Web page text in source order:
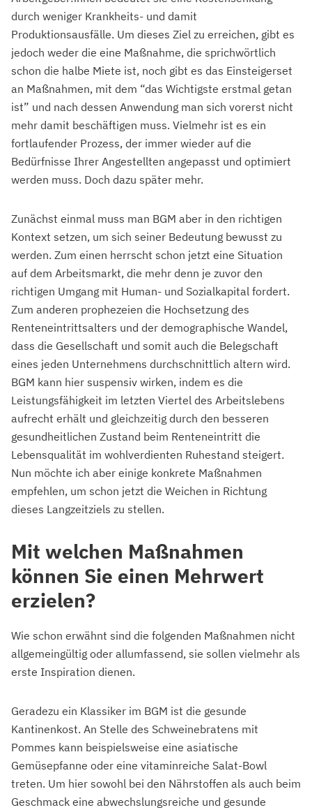
durch weniger Krankheits- und damit
Produktionsausfälle. Um dieses Ziel zu erreichen, gibt es
jedoch weder die eine Maßnahme, die sprichwörtlich
schon die halbe Miete ist, noch gibt es das Einsteigerset
an Maßnahmen, mit dem “das Wichtigste erstmal getan
ist” und nach dessen Anwendung man sich vorerst nicht
mehr damit beschäftigen muss. Vielmehr ist es ein
fortlaufender Prozess, der immer wieder auf die
Bedürfnisse Ihrer Angestellten angepasst und optimiert
werden muss. Doch dazu später mehr.
Zunächst einmal muss man BGM aber in den richtigen
Kontext setzen, um sich seiner Bedeutung bewusst zu
werden. Zum einen herrscht schon jetzt eine Situation
auf dem Arbeitsmarkt, die mehr denn je zuvor den
richtigen Umgang mit Human- und Sozialkapital fordert.
Zum anderen prophezeien die Hochsetzung des
Renteneintrittsalters und der demographische Wandel,
dass die Gesellschaft und somit auch die Belegschaft
eines jeden Unternehmens durchschnittlich altern wird.
BGM kann hier suspensiv wirken, indem es die
Leistungsfähigkeit im letzten Viertel des Arbeitslebens
aufrecht erhält und gleichzeitig durch den besseren
gesundheitlichen Zustand beim Renteneintritt die
Lebensqualität im wohlverdienten Ruhestand steigert.
Nun möchte ich aber einige konkrete Maßnahmen
empfehlen, um schon jetzt die Weichen in Richtung
dieses Langzeitziels zu stellen.
Mit welchen Maßnahmen
können Sie einen Mehrwert
erzielen?
Wie schon erwähnt sind die folgenden Maßnahmen nicht
allgemeingültig oder allumfassend, sie sollen vielmehr als
erste Inspiration dienen.
Geradezu ein Klassiker im BGM ist die gesunde
Kantinenkost. An Stelle des Schweinebratens mit
Pommes kann beispielsweise eine asiatische
Gemüsepfanne oder eine vitaminreiche Salat-Bowl
treten. Um hier sowohl bei den Nährstoffen als auch beim
Geschmack eine abwechslungsreiche und gesunde